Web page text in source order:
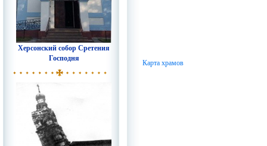
Херсонский собор Сретения
Господня
Карта храмов